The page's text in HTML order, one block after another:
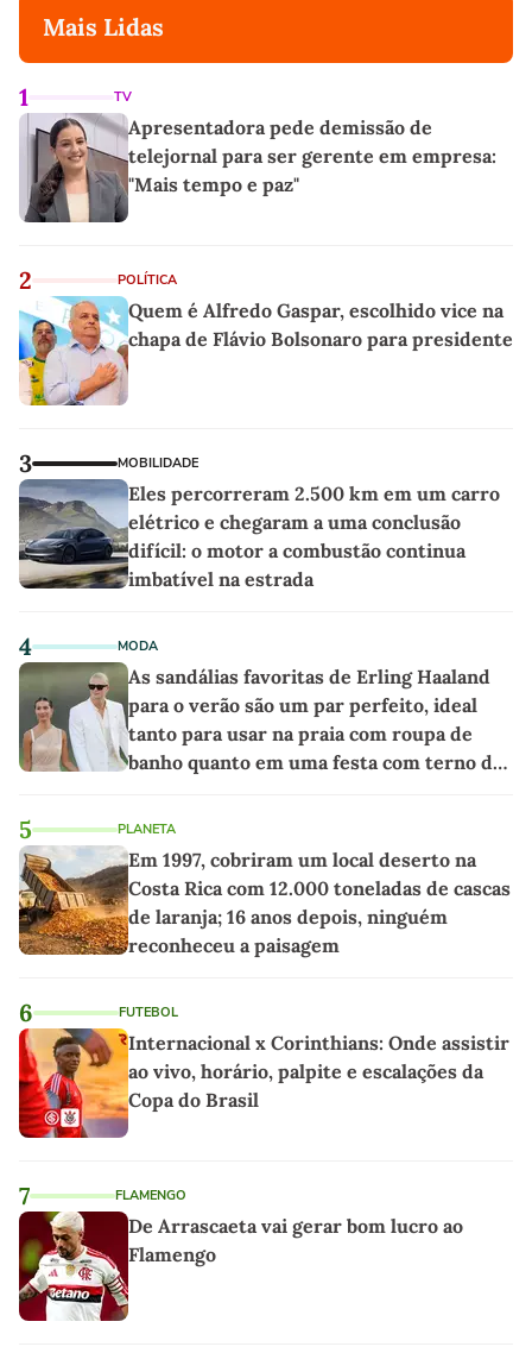
Mais Lidas
1 TV
Apresentadora pede demissão de
telejornal para ser gerente em empresa:
"Mais tempo e paz"
2 POLÍTICA
Quem é Alfredo Gaspar, escolhido vice na
chapa de Flávio Bolsonaro para presidente
3 MOBILIDADE
Eles percorreram 2.500 km em um carro
elétrico e chegaram a uma conclusão
difícil: o motor a combustão continua
imbatível na estrada
4 MODA
As sandálias favoritas de Erling Haaland
para o verão são um par perfeito, ideal
tanto para usar na praia com roupa de
banho quanto em uma festa com terno de
5 PLANETA
Em 1997, cobriram um local deserto na
Costa Rica com 12.000 toneladas de cascas
de laranja; 16 anos depois, ninguém
reconheceu a paisagem
6 FUTEBOL
Internacional x Corinthians: Onde assistir
ao vivo, horário, palpite e escalações da
Copa do Brasil
7 FLAMENGO
De Arrascaeta vai gerar bom lucro ao
Flamengo